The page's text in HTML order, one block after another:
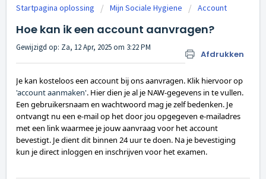
Startpagina oplossing Mijn Sociale Hygiene Account
Hoe kan ik een account aanvragen?
Afdrukken
Gewijzigd op: Za, 12 Apr, 2025 om 3:22 PM
Je kan kosteloos een account bij ons aanvragen. Klik hiervoor op
'account aanmaken'. Hier dien je al je NAW-gegevens in te vullen.
Een gebruikersnaam en wachtwoord mag je zelf bedenken. Je
ontvangt nu een e-mail op het door jou opgegeven e-mailadres
met een link waarmee je jouw aanvraag voor het account
bevestigt. Je dient dit binnen 24 uur te doen. Na je bevestiging
kun je direct inloggen en inschrijven voor het examen.